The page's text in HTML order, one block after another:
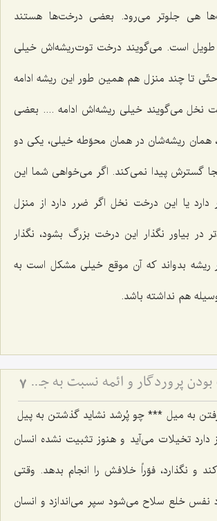
هی جلوتر می‌رود. بعضی درخت‌ها هستند
طویل است. می‌گویند درخت توت‌ریشه‌اش خیلی
تا چند منزل هم همین طور این ریشه ادامه
نخل می‌گویند خیلی ریشه‌اش ادامه .... بعضی
همان ریشه‌شان در همان محوّطه خیلی، یكی دو
گسترش پیدا نمی‌كند. اگر می‌خواهی شما این
یا این درخت نخل اگر ضرر دارد از منزل
در بیاور نگذار این درخت بزرگ بشود، نگذار
ریشه بدواند كه آن موقع خیلی مشكل است به
هم نداشته باشد.
اولى به تصرف بودن پروردگار و ائمه نسبت به جمیع شئون انسان 7
به میل‌ *** چو پُرشد نشاید گذشتن به پیل‌
دارد تخیلات می‌آید و هنوز تثبیت نشده انسان
و نگذارد، فوّراً خلافش را انجام بدهد. وقتی
نفس خلع سلاح می‌شود سپر می‌اندازد و انسان